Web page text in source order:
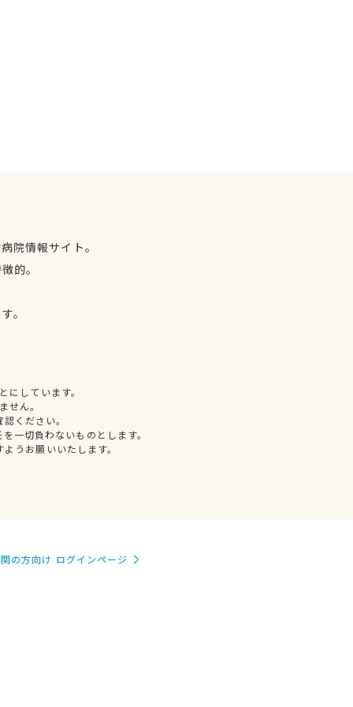
院情報サイト。
的。
。
しています。
せん。
ください。
一切負わないものとします。
うお願いいたします。
の方向け ログインページ